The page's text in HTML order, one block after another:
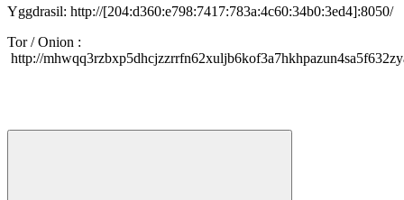
Yggdrasil: http://[204:d360:e798:7417:783a:4c60:34b0:3ed4]:8050/
Tor / Onion :
http://